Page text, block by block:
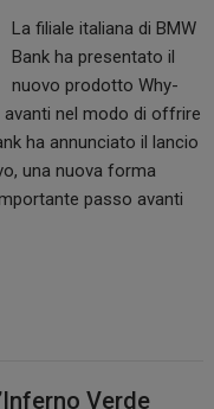
La filiale italiana di BMW
Bank ha presentato il
nuovo prodotto Why-
nel modo di offrire
ha annunciato il lancio
una nuova forma
passo avanti
Verde